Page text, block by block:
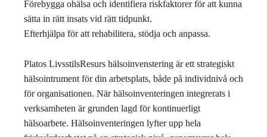
Förebygga ohälsa och identifiera riskfaktorer för att kunna
sätta in rätt insats vid rätt tidpunkt.
Efterhjälpa för att rehabilitera, stödja och anpassa.
Platos LivsstilsResurs hälsoinvenstering är ett strategiskt
hälsointrument för din arbetsplats, både på individnivå och
för organisationen. När hälsoinventeringen integrerats i
verksamheten är grunden lagd för kontinuerligt
hälsoarbete. Hälsoinventeringen lyfter upp hela